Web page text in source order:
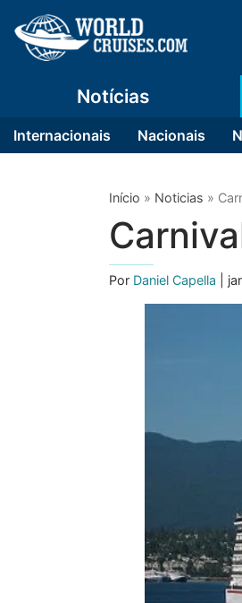
Notícias
Internacionais Nacionais
Início » Noticias »
Por Daniel Capella |